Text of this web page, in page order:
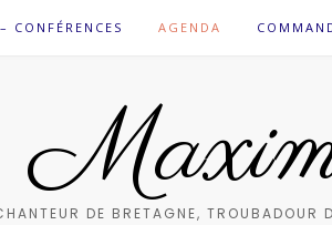
CONFÉRENCES AGENDA
DE BRETAGNE, TROUBADOUR